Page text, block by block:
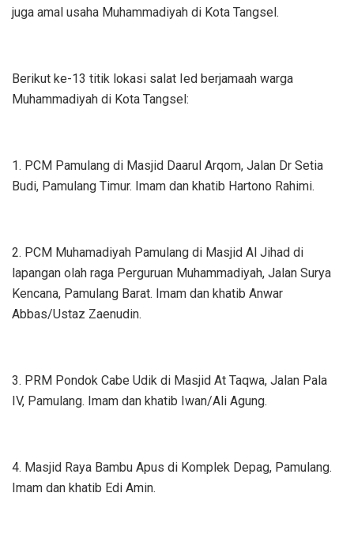
juga amal usaha Muhammadiyah di Kota Tangsel.
Berikut ke-13 titik lokasi salat Ied berjamaah warga
Muhammadiyah di Kota Tangsel:
1. PCM Pamulang di Masjid Daarul Arqom, Jalan Dr Setia
Budi, Pamulang Timur. Imam dan khatib Hartono Rahimi.
2. PCM Muhamadiyah Pamulang di Masjid Al Jihad di
lapangan olah raga Perguruan Muhammadiyah, Jalan Surya
Kencana, Pamulang Barat. Imam dan khatib Anwar
Abbas/Ustaz Zaenudin.
3. PRM Pondok Cabe Udik di Masjid At Taqwa, Jalan Pala
IV, Pamulang. Imam dan khatib Iwan/Ali Agung.
4. Masjid Raya Bambu Apus di Komplek Depag, Pamulang.
Imam dan khatib Edi Amin.